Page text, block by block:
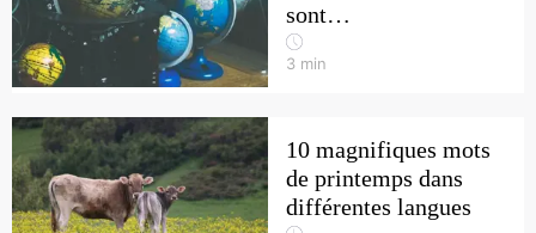
sont…
3 min
10 magnifiques mots
de printemps dans
différentes langues